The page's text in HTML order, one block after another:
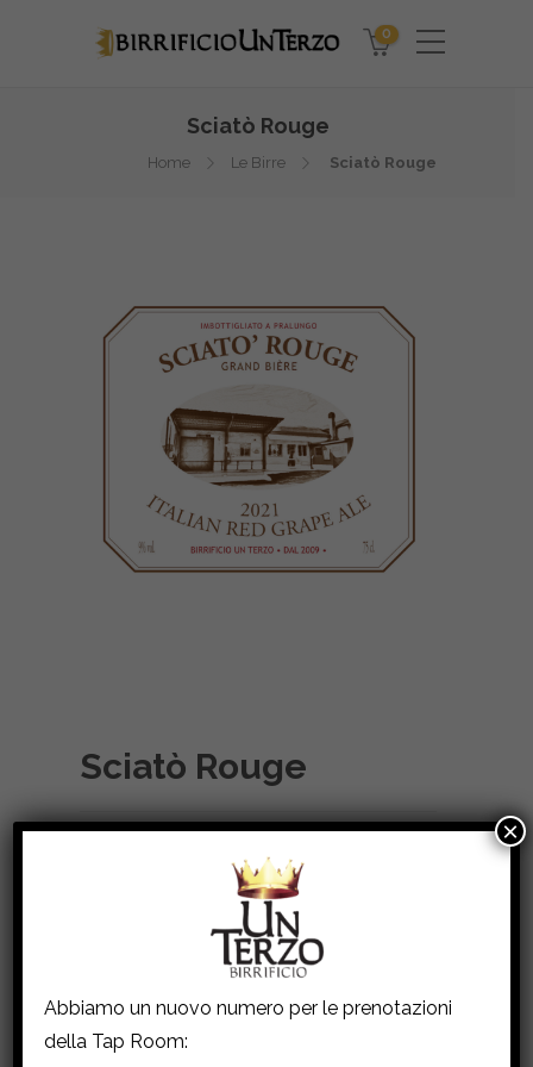
0
Sciatò Rouge
Home Le Birre Sciatò Rouge
Sciatò Rouge
aggiunta di uve Cornalin, alcool 9% in vol.
Al naso sentori di frutta rossa.
In bocca è fresca e avvolgente, in evidenza
l’uva a bacca rossa e il mirtillo utilizzati in
Abbiamo un nuovo numero per le prenotazioni
della Tap Room:
×